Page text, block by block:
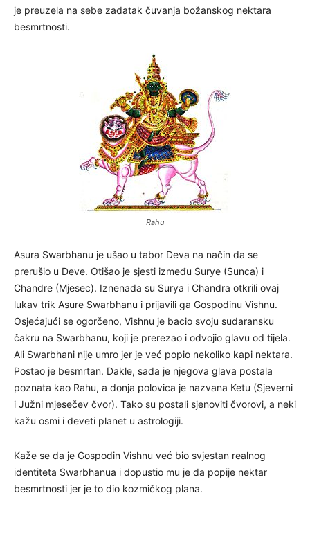
je preuzela na sebe zadatak čuvanja božanskog nektara
besmrtnosti.
Rahu
Asura Swarbhanu je ušao u tabor Deva na način da se
prerušio u Deve. Otišao je sjesti između Surye (Sunca) i
Chandre (Mjesec). Iznenada su Surya i Chandra otkrili ovaj
lukav trik Asure Swarbhanu i prijavili ga Gospodinu Vishnu.
Osjećajući se ogorčeno, Vishnu je bacio svoju sudaransku
čakru na Swarbhanu, koji je prerezao i odvojio glavu od tijela.
Ali Swarbhani nije umro jer je već popio nekoliko kapi nektara.
Postao je besmrtan. Dakle, sada je njegova glava postala
poznata kao Rahu, a donja polovica je nazvana Ketu (Sjeverni
i Južni mjesečev čvor). Tako su postali sjenoviti čvorovi, a neki
kažu osmi i deveti planet u astrologiji.
Kaže se da je Gospodin Vishnu već bio svjestan realnog
identiteta Swarbhanua i dopustio mu je da popije nektar
besmrtnosti jer je to dio kozmičkog plana.